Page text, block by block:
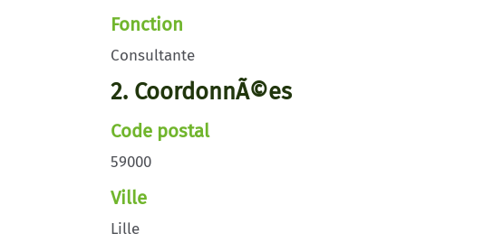
Fonction
Consultante
2. CoordonnÃ©es
Code postal
59000
Ville
Lille